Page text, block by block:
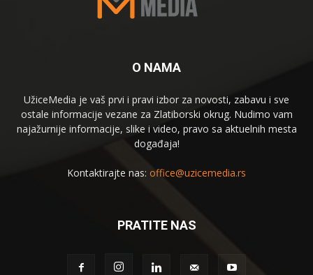
O NAMA
UžiceMedia je vaš prvi i pravi izbor za novosti, zabavu i sve
ostale informacije vezane za Zlatiborski okrug. Nudimo vam
najažurnije informacije, slike i video, pravo sa aktuelnih mesta
događaja!
Kontaktirajte nas: office@uzicemedia.rs
PRATITE NAS